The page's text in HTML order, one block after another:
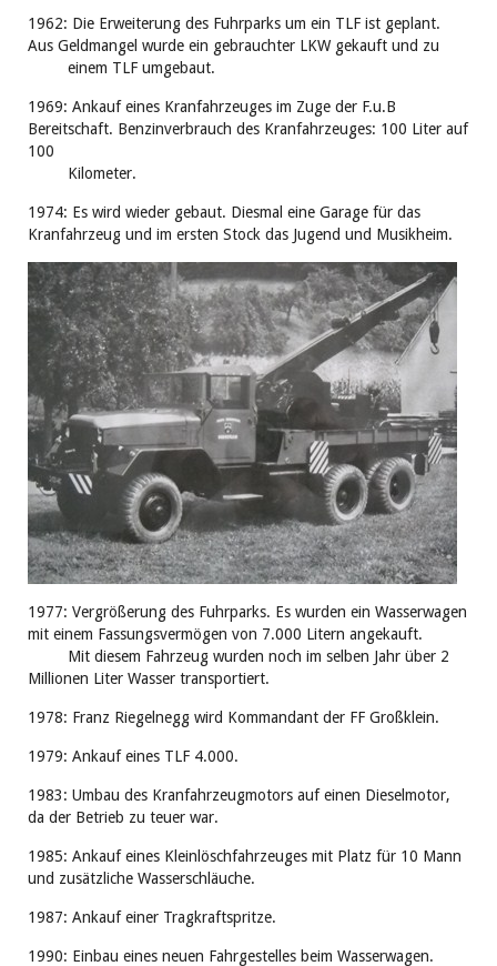
1962: Die Erweiterung des Fuhrparks um ein TLF ist geplant.
Aus Geldmangel wurde ein gebrauchter LKW gekauft und zu
einem TLF umgebaut.
1969: Ankauf eines Kranfahrzeuges im Zuge der F.u.B
Bereitschaft. Benzinverbrauch des Kranfahrzeuges: 100 Liter auf
100
Kilometer.
1974: Es wird wieder gebaut. Diesmal eine Garage für das
Kranfahrzeug und im ersten Stock das Jugend und Musikheim.
1977: Vergrößerung des Fuhrparks. Es wurden ein Wasserwagen
mit einem Fassungsvermögen von 7.000 Litern angekauft.
Mit diesem Fahrzeug wurden noch im selben Jahr über 2
Millionen Liter Wasser transportiert.
1978: Franz Riegelnegg wird Kommandant der FF Großklein.
1979: Ankauf eines TLF 4.000.
1983: Umbau des Kranfahrzeugmotors auf einen Dieselmotor,
da der Betrieb zu teuer war.
1985: Ankauf eines Kleinlöschfahrzeuges mit Platz für 10 Mann
und zusätzliche Wasserschläuche.
1987: Ankauf einer Tragkraftspritze.
1990: Einbau eines neuen Fahrgestelles beim Wasserwagen.